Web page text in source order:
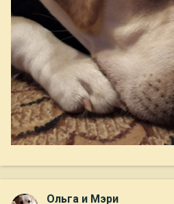
Ольга и Мэри